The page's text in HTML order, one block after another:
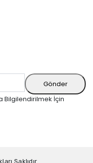
Bilgilendirilmek İçin
Saklıdır.